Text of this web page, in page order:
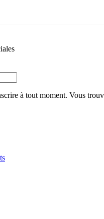
à tout moment. Vous